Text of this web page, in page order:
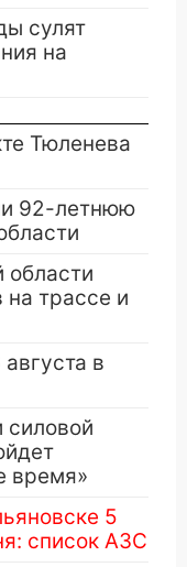
сулят
на
Тюленева
92-летнюю
области
на трассе и
в
силовой
время»
5
список АЗС